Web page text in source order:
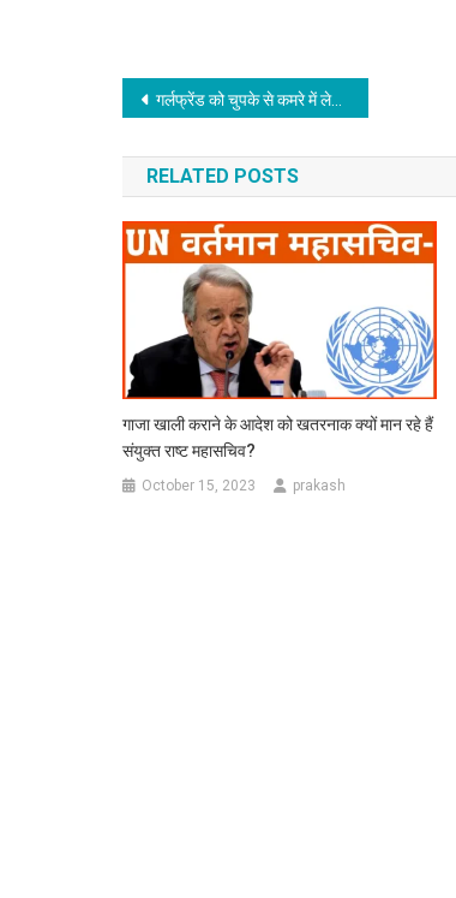
Post
navigation
गर्लफ्रेंड को चुपके से कमरे में लेकर जाता था स्टार क्रिकेटर, रोहित शर्मा के साथ शेयर करता था रूम…
RELATED POSTS
गाजा खाली कराने के आदेश को खतरनाक क्यों मान रहे हैं
संयुक्त राष्ट महासचिव?
October 15, 2023 prakash